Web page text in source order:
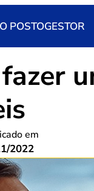
O POSTOGESTOR
em
2022